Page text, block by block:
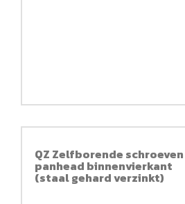
QZ Zelfborende schroeven
panhead binnenvierkant
(staal gehard verzinkt)
DIN7504M QZ 844 4,2x13 ck